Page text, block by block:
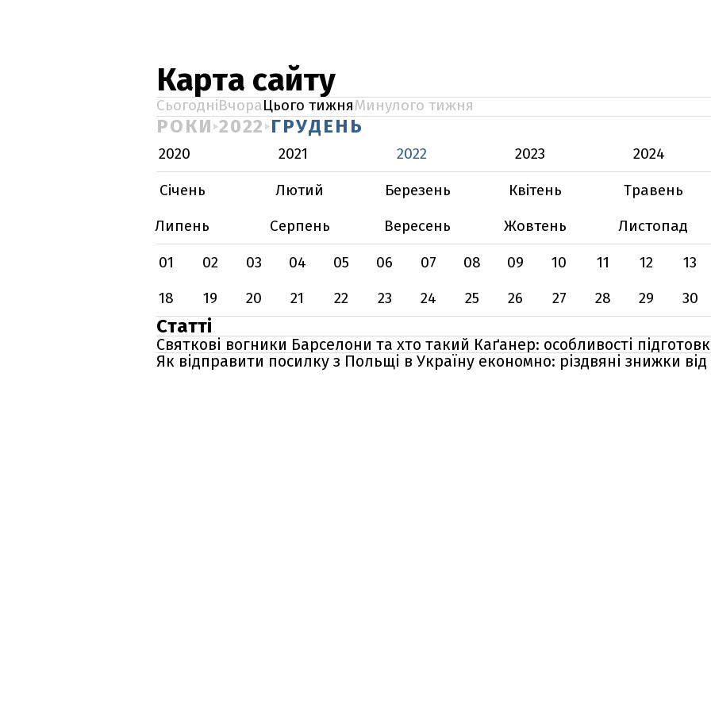
Карта сайту
СьогодніВчораЦього тижняМинулого тижня
РОКИ 2022 ГРУДЕНЬ
2020 2021 2022 2023 2024
Січень
Лютий Березень Квітень Травень
Липень
Серпень Вересень Жовтень Листопад
01
02 03 04 05 06 07 08 09 10 11 12 13
18
19 20 21 22 23 24 25 26 27 28 29 30
Статті
Святкові вогники Барселони та хто такий Каґанер: особливості
Як відправити посилку з Польщі в Україну економно: різдвяні знижки